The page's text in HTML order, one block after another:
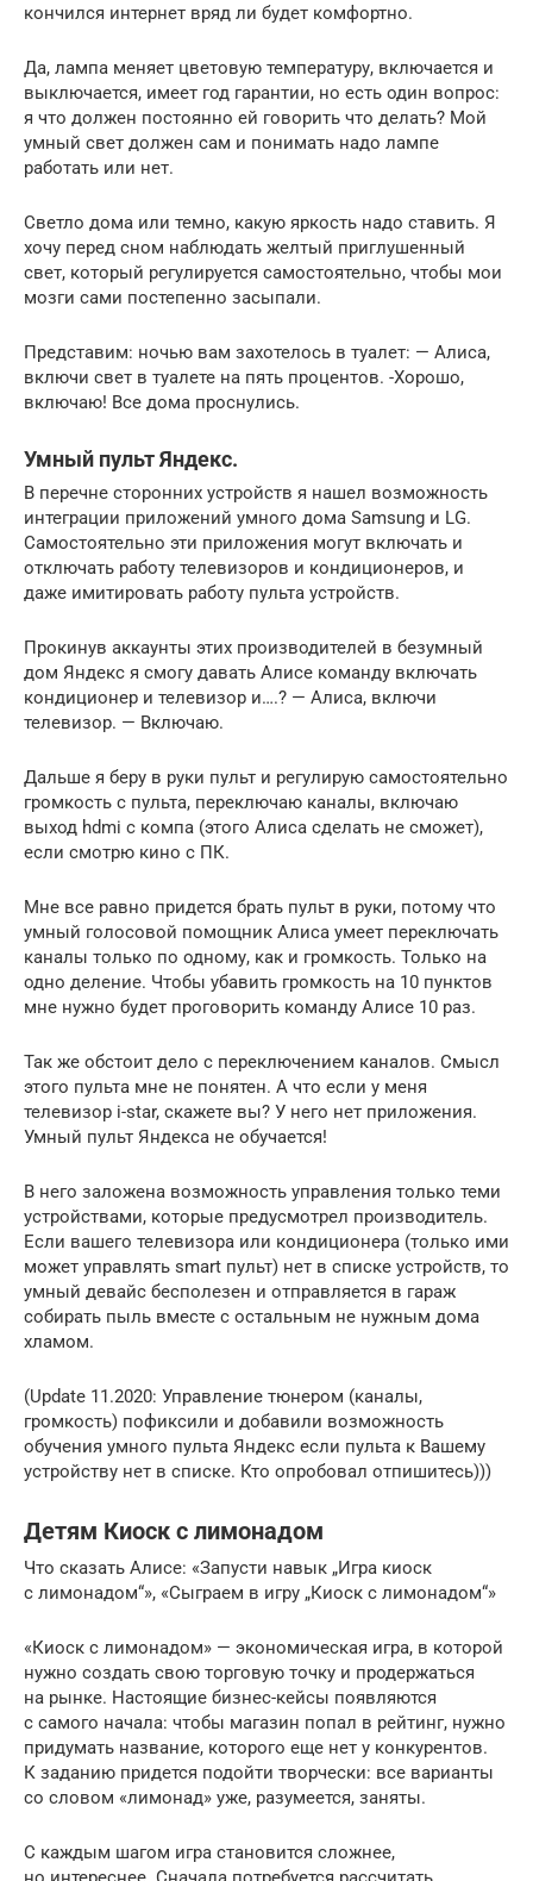
кончился интернет вряд ли будет комфортно.
Да, лампа меняет цветовую температуру, включается и
выключается, имеет год гарантии, но есть один вопрос:
я что должен постоянно ей говорить что делать? Мой
умный свет должен сам и понимать надо лампе
работать или нет.
Светло дома или темно, какую яркость надо ставить. Я
хочу перед сном наблюдать желтый приглушенный
свет, который регулируется самостоятельно, чтобы мои
мозги сами постепенно засыпали.
Представим: ночью вам захотелось в туалет: — Алиса,
включи свет в туалете на пять процентов. -Хорошо,
включаю! Все дома проснулись.
Умный пульт Яндекс.
В перечне сторонних устройств я нашел возможность
интеграции приложений умного дома Samsung и LG.
Самостоятельно эти приложения могут включать и
отключать работу телевизоров и кондиционеров, и
даже имитировать работу пульта устройств.
Прокинув аккаунты этих производителей в безумный
дом Яндекс я смогу давать Алисе команду включать
кондиционер и телевизор и….? — Алиса, включи
телевизор. — Включаю.
Дальше я беру в руки пульт и регулирую самостоятельно
громкость с пульта, переключаю каналы, включаю
выход hdmi с компа (этого Алиса сделать не сможет),
если смотрю кино с ПК.
Мне все равно придется брать пульт в руки, потому что
умный голосовой помощник Алиса умеет переключать
каналы только по одному, как и громкость. Только на
одно деление. Чтобы убавить громкость на 10 пунктов
мне нужно будет проговорить команду Алисе 10 раз.
Так же обстоит дело с переключением каналов. Смысл
этого пульта мне не понятен. А что если у меня
телевизор i-star, скажете вы? У него нет приложения.
Умный пульт Яндекса не обучается!
В него заложена возможность управления только теми
устройствами, которые предусмотрел производитель.
Если вашего телевизора или кондиционера (только ими
может управлять smart пульт) нет в списке устройств, то
умный девайс бесполезен и отправляется в гараж
собирать пыль вместе с остальным не нужным дома
хламом.
(Update 11.2020: Управление тюнером (каналы,
громкость) пофиксили и добавили возможность
обучения умного пульта Яндекс если пульта к Вашему
устройству нет в списке. Кто опробовал отпишитесь)))
Детям Киоск с лимонадом
Что сказать Алисе: «Запусти навык „Игра киоск
с лимонадом“», «Сыграем в игру „Киоск с лимонадом“»
«Киоск с лимонадом» — экономическая игра, в которой
нужно создать свою торговую точку и продержаться
на рынке. Настоящие бизнес-кейсы появляются
с самого начала: чтобы магазин попал в рейтинг, нужно
придумать название, которого еще нет у конкурентов.
К заданию придется подойти творчески: все варианты
со словом «лимонад» уже, разумеется, заняты.
С каждым шагом игра становится сложнее,